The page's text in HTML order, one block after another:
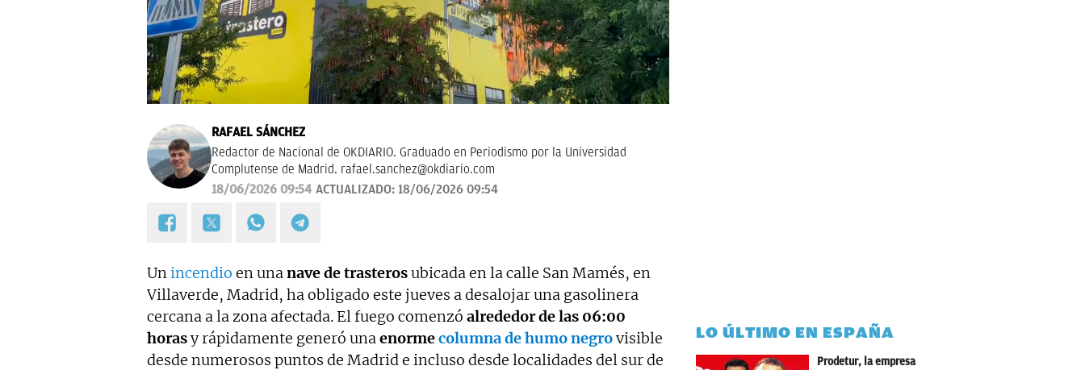
RAFAEL SÁNCHEZ
Redactor de Nacional de OKDIARIO. Graduado en Periodismo por la Universidad
Complutense de Madrid. rafael.sanchez@okdiario.com
18/06/2026 09:54 ACTUALIZADO: 18/06/2026 09:54
Un incendio en una nave de trasterosubicada en la calle San Mamés, en
Villaverde, Madrid, ha obligado este jueves a desalojar una gasolinera
cercana a la zona afectada. El fuego comenzó alrededor de las 06:00
horasy rápidamente generó una enormecolumna de humo negrovisible
desde numerosos puntos de Madrid e incluso desde localidades del sur de
LO ÚLTIMO EN ESPAÑA
Prodetur, la empresa